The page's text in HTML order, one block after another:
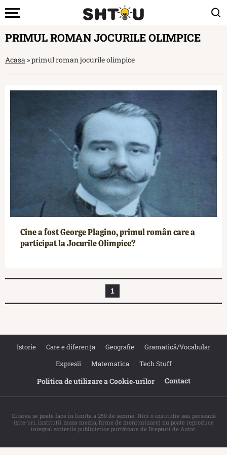
PRIMUL ROMAN JOCURILE OLIMPICE
Acasa »primul roman jocurile olimpice
Cine a fost George Plagino, primul român care a
participat la Jocurile Olimpice?
1
Istorie Care e diferența Geografie
Gramatică/Vocabular
Expresii
Matematica Tech Stuff
Politica de utilizare a Cookie‐urilor Contact
Citarea se poate face în limita a 250 de semne. Nici o instituţie sau persoană
(site-uri, instituţii mass-media, firme de monitorizare) nu poate reproduce
integral scrierile publicistice purtătoare de Drepturi de Autor.